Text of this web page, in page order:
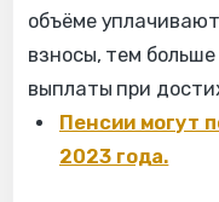
объёме
взносы, тем
выплаты при
Пенсии могут
2023 года.